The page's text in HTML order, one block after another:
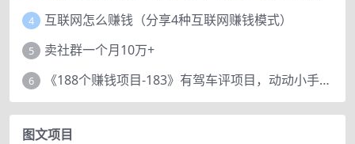
4 互联网怎么赚钱（分享4种互联网赚钱模式）
5 卖社群一个月10万+
6 《188个赚钱项目-183》有驾车评项目，动动小手，复制粘贴赚44元！
图文项目